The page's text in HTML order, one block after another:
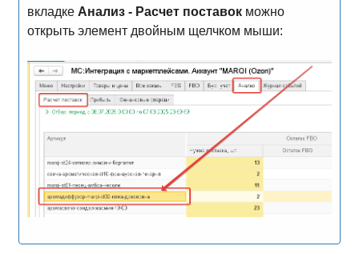
вкладке Анализ - Расчет поставокможно
открыть элемент двойным щелчком мыши: